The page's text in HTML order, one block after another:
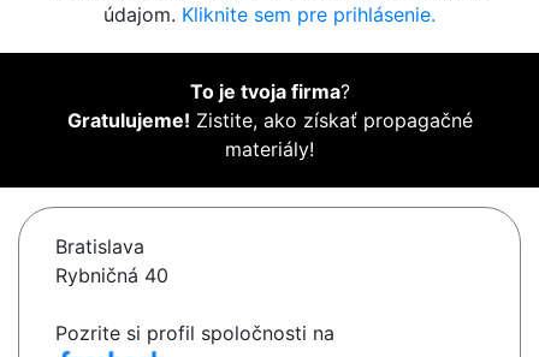
údajom. Kliknite sem pre prihlásenie.
To je tvoja firma?
Gratulujeme! Zistite, ako získať propagačné
materiály!
Bratislava
Rybničná 40
Pozrite si profil spoločnosti na